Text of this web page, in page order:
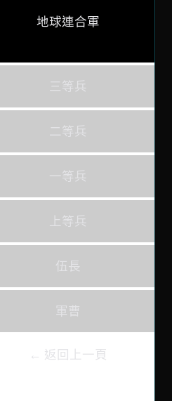
地球連合軍
三等兵
二等兵
一等兵
上等兵
伍長
軍曹
← 返回上一頁